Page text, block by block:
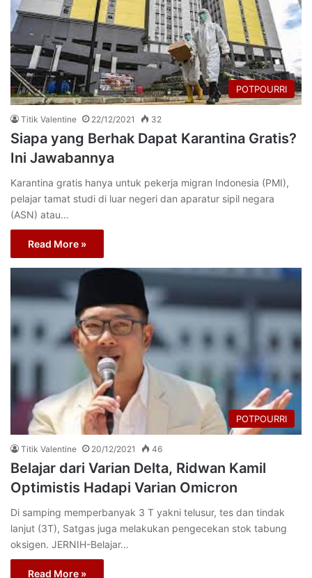
POTPOURRI
Titik Valentine 22/12/2021 32
Siapa yang Berhak Dapat Karantina Gratis?
Ini Jawabannya
Karantina gratis hanya untuk pekerja migran Indonesia (PMI),
pelajar tamat studi di luar negeri dan aparatur sipil negara
(ASN) atau…
Read More »
POTPOURRI
Titik Valentine 20/12/2021 46
Belajar dari Varian Delta, Ridwan Kamil
Optimistis Hadapi Varian Omicron
Di samping memperbanyak 3 T yakni telusur, tes dan tindak
lanjut (3T), Satgas juga melakukan pengecekan stok tabung
oksigen. JERNIH-Belajar…
Read More »